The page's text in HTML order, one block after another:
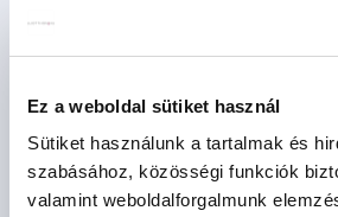
Ez a weboldal sütiket használ
Sütiket használunk a tartalmak és
szabásához, közösségi funkciók
valamint weboldalforgalmunkVárható